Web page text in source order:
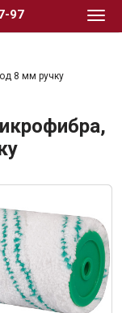
8 мм ручку
97